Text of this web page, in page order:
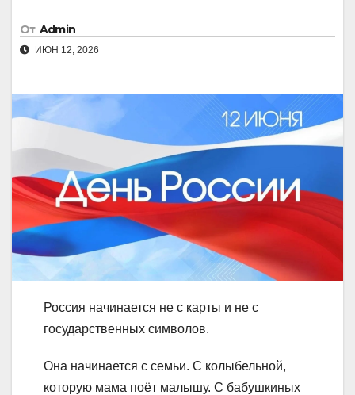
От Admin
ИЮН 12, 2026
Россия начинается не с карты и не с
государственных символов.
Она начинается с семьи. С колыбельной,
которую мама поёт малышу. С бабушкиных